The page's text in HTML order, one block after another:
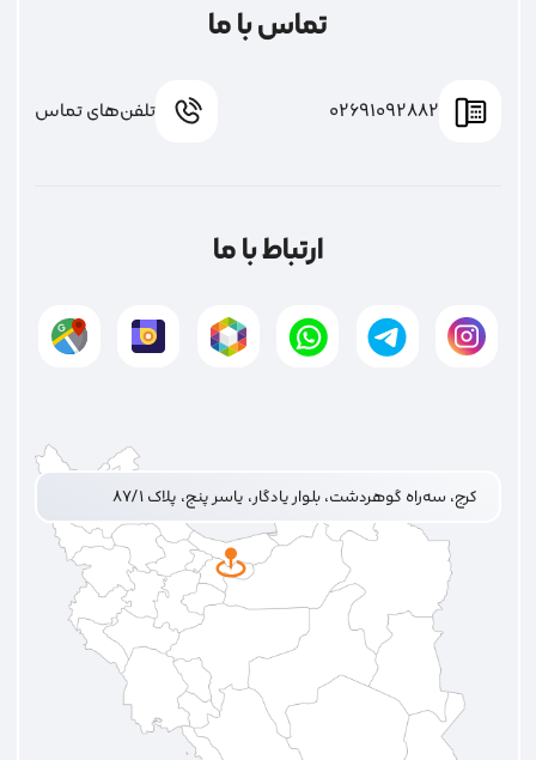
تماس با ما
02691092882 تلفن‌های تماس
ارتباط با ما
کرج، سه‌راه گوهردشت، بلوار یادگار، یاسر پنج، پلاک ۸۷/۱